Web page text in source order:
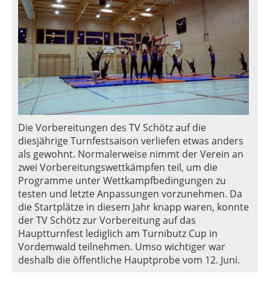
Die Vorbereitungen des TV Schötz auf die
diesjährige Turnfestsaison verliefen etwas anders
als gewohnt. Normalerweise nimmt der Verein an
zwei Vorbereitungswettkämpfen teil, um die
Programme unter Wettkampfbedingungen zu
testen und letzte Anpassungen vorzunehmen. Da
die Startplätze in diesem Jahr knapp waren, konnte
der TV Schötz zur Vorbereitung auf das
Hauptturnfest lediglich am Turnibutz Cup in
Vordemwald teilnehmen. Umso wichtiger war
deshalb die öffentliche Hauptprobe vom 12. Juni.